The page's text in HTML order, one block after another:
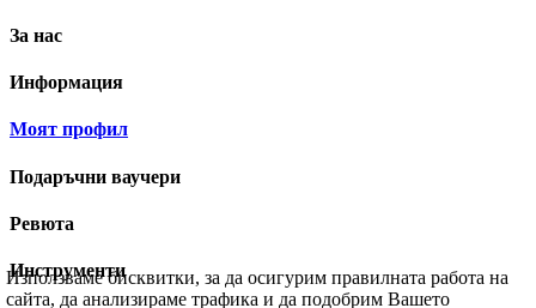
За нас
Информация
Моят профил
Подаръчни ваучери
Ревюта
Инструменти
Използваме бисквитки, за да осигурим правилната работа на
сайта, да анализираме трафика и да подобрим Вашето